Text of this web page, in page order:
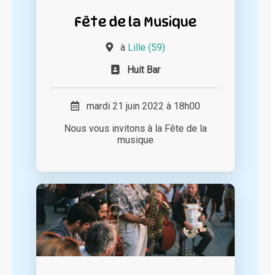
Fête de la Musique
à Lille (59)
Huit Bar
mardi 21 juin 2022 à 18h00
Nous vous invitons à la Fête de la
musique